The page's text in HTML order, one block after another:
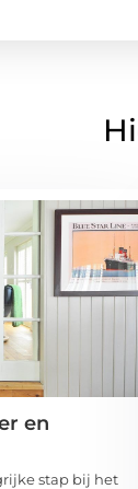
en
stap bij het